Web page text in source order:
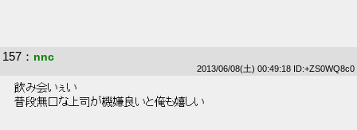
157 ： nnc
2013/06/08(土) 00:49:18 ID:+ZS0WQ8c0
飲み会いぇい
普段無口な上司が機嫌良いと俺も嬉しい